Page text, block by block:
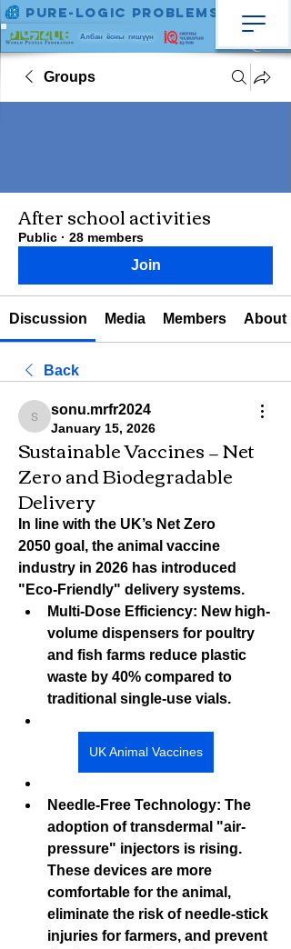
Албан ёсны гишүүн
Pure-Logic Problems
Groups
After school activities
Public · 28 members
Join
Discussion Media Members About
Back
sonu.mrfr2024
sonu.mrfr2024
January 15, 2026
Sustainable Vaccines — Net
Zero and Biodegradable
Delivery
In line with the UK’s Net Zero
2050 goal, the animal vaccine
industry in 2026 has introduced
"Eco-Friendly" delivery systems.
Multi-Dose Efficiency: New high-
volume dispensers for poultry
and fish farms reduce plastic
waste by 40% compared to
traditional single-use vials.
UK Animal Vaccines
Needle-Free Technology: The
adoption of transdermal "air-
pressure" injectors is rising.
These devices are more
comfortable for the animal,
eliminate the risk of needle-stick
injuries for farmers, and prevent